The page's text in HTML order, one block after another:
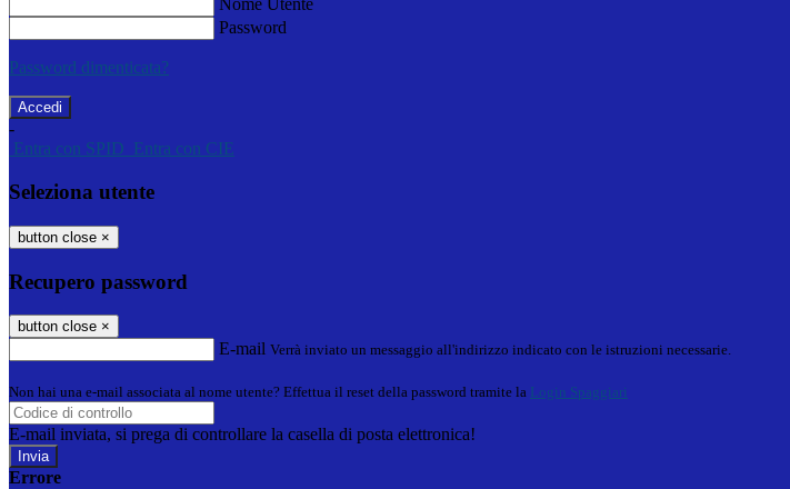
Nome Utente
Password
Password dimenticata?
-
Entra con SPID Entra con CIE
Seleziona utente
button close ×
Recupero password
button close ×
E-mail Verrà inviato un messaggio all'indirizzo indicato con le istruzioni necessarie.
Non hai una e-mail associata al nome utente? Effettua il reset della password tramite la Login Spaggiari
E-mail inviata, si prega di controllare la casella di posta elettronica!
Errore